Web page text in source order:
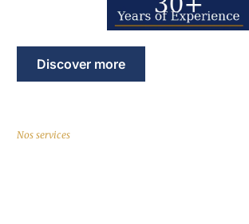
Discover more
Nos services